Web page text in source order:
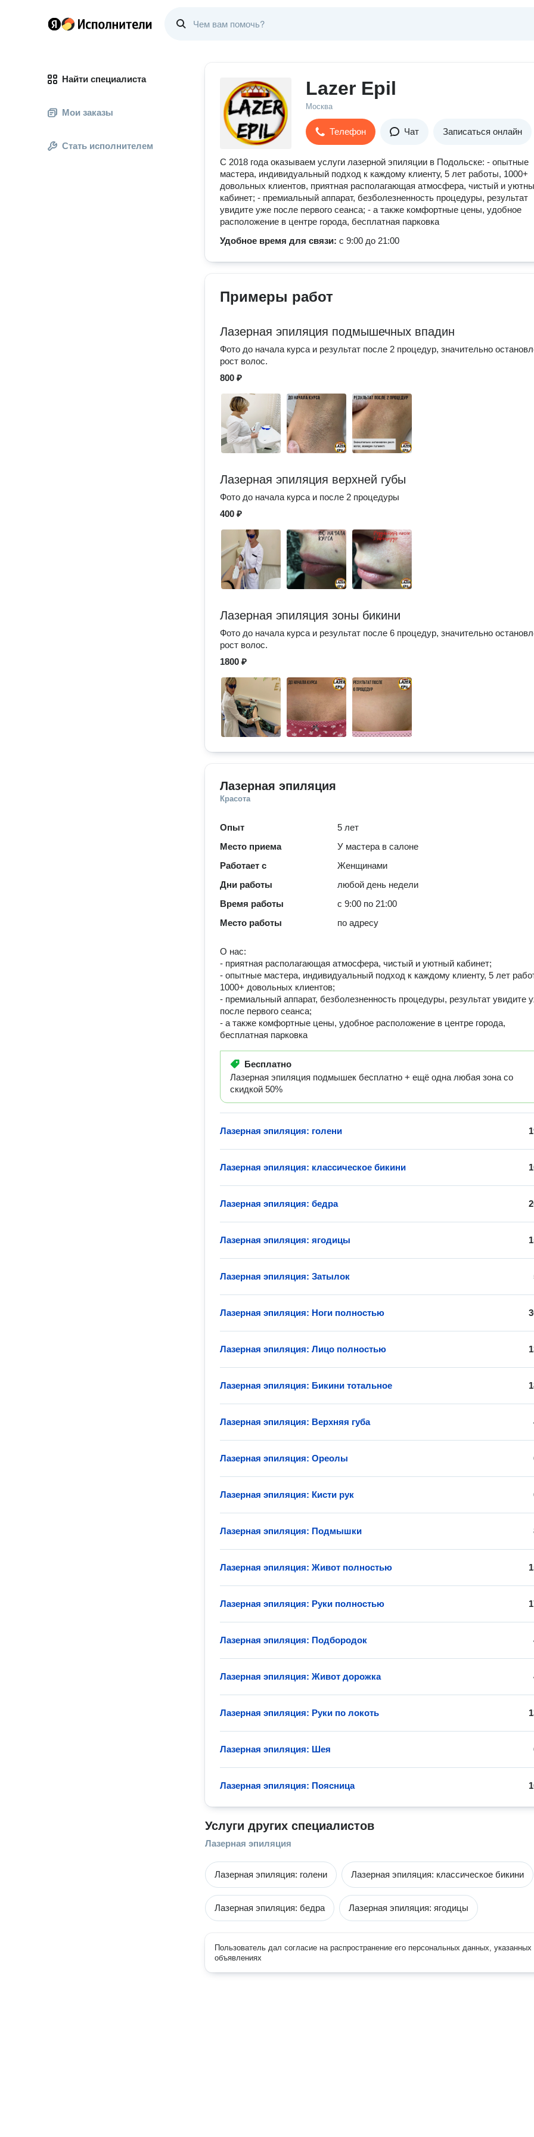
Найти специалиста
Мои заказы
Стать исполнителем
Lazer Epil
Москва
Телефон Чат Записаться онлайн
С 2018 года оказываем услуги лазерной эпиляции в Подольске: - опытные
мастера, индивидуальный подход к каждому клиенту, 5 лет работы, 1000+
довольных клиентов, приятная располагающая атмосфера, чистый и
кабинет; - премиальный аппарат, безболезненность процедуры, результат
увидите уже после первого сеанса; - а также комфортные цены, удобное
расположение в центре города, бесплатная парковка
Удобное время для связи: с 9:00 до 21:00
Примеры работ
Лазерная эпиляция подмышечных впадин
Фото до начала курса и результат после 2 процедур, значительно
рост волос.
800 ₽
Лазерная эпиляция верхней губы
Фото до начала курса и после 2 процедуры
400 ₽
Лазерная эпиляция зоны бикини
Фото до начала курса и результат после 6 процедур, значительно
рост волос.
1800 ₽
Лазерная эпиляция
Красота
Опыт
5 лет
Место приема
У мастера в салоне
Работает с
Женщинами
Дни работы
любой день недели
Время работы
с 9:00 по 21:00
Место работы
по адресу
О нас:
- приятная располагающая атмосфера, чистый и уютный кабинет;
- опытные мастера, индивидуальный подход к каждому клиенту, 5 лет
1000+ довольных клиентов;
- премиальный аппарат, безболезненность процедуры, результат увидите
после первого сеанса;
- а также комфортные цены, удобное расположение в центре города,
бесплатная парковка
Бесплатно
Лазерная эпиляция подмышек бесплатно + ещё одна любая зона со
скидкой 50%
Лазерная эпиляция: голени
Лазерная эпиляция: классическое бикини
Лазерная эпиляция: бедра
Лазерная эпиляция: ягодицы
Лазерная эпиляция: Затылок
Лазерная эпиляция: Ноги полностью
Лазерная эпиляция: Лицо полностью
Лазерная эпиляция: Бикини тотальное
Лазерная эпиляция: Верхняя губа
Лазерная эпиляция: Ореолы
Лазерная эпиляция: Кисти рук
Лазерная эпиляция: Подмышки
Лазерная эпиляция: Живот полностью
Лазерная эпиляция: Руки полностью
Лазерная эпиляция: Подбородок
Лазерная эпиляция: Живот дорожка
Лазерная эпиляция: Руки по локоть
Лазерная эпиляция: Шея
Лазерная эпиляция: Поясница
Услуги других специалистов
Лазерная эпиляция
Лазерная эпиляция: голени Лазерная эпиляция: классическое бикини
Лазерная эпиляция: бедра Лазерная эпиляция: ягодицы
Пользователь дал согласие на распространение его персональных данных, указанных
объявлениях